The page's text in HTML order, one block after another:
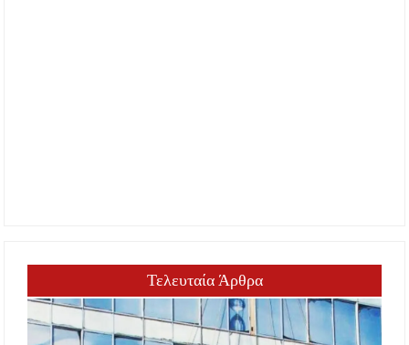
Τελευταία Άρθρα